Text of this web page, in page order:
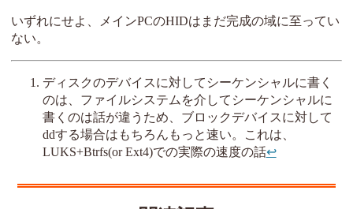
いずれにせよ、メインPCのHIDはまだ完成の域に至ってい
ない。
ディスクのデバイスに対してシーケンシャルに書く
のは、ファイルシステムを介してシーケンシャルに
書くのは話が違うため、ブロックデバイスに対して
ddする場合はもちろんもっと速い。これは、
LUKS+Btrfs(or Ext4)での実際の速度の話↩︎